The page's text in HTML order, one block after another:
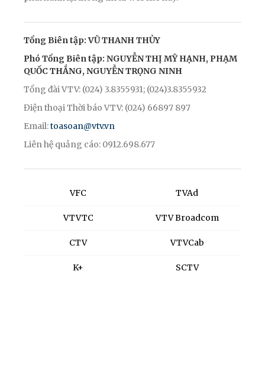
Tổng Biên tập: VŨ THANH THỦY
Phó Tổng Biên tập: NGUYỄN THỊ MỸ HẠNH, PHẠM
QUỐC THẮNG, NGUYỄN TRỌNG NINH
Tổng đài VTV: (024) 3.8355931; (024)3.8355932
Điện thoại Thời báo VTV: (024) 66897 897
Email:toasoan@vtv.vn
Liên hệ quảng cáo: 0912.698.677
VFC
VTVTC
CTV
K+
TVAd
VTV Broadcom
VTVCab
SCTV